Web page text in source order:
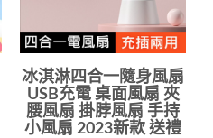
冰淇淋四合一隨身風扇
USB充電 桌面風扇 夾
腰風扇 掛脖風扇 手持
小風扇 2023新款 送禮